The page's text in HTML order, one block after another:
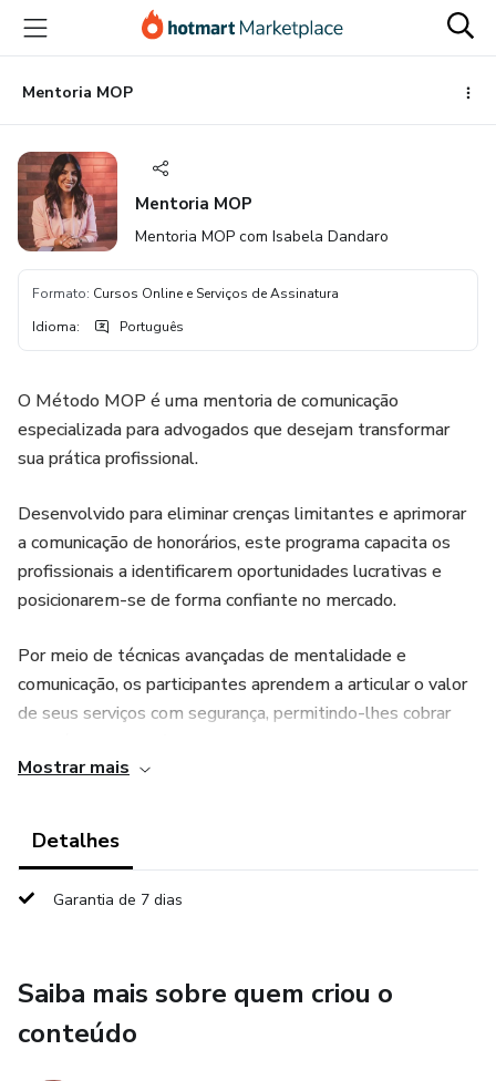
para
conteúdo
principal
para
pagamento
para
rodapé
Mentoria MOP
Mentoria MOP
Mentoria MOP com Isabela Dandaro
Formato: Cursos Online e Serviços de Assinatura
Idioma: Português
O Método MOP é uma mentoria de comunicação
especializada para advogados que desejam transformar
sua prática profissional.
Desenvolvido para eliminar crenças limitantes e aprimorar
a comunicação de honorários, este programa capacita os
profissionais a identificarem oportunidades lucrativas e
posicionarem-se de forma confiante no mercado.
Por meio de técnicas avançadas de mentalidade e
comunicação, os participantes aprendem a articular o valor
de seus serviços com segurança, permitindo-lhes cobrar
práticas para transformar contatos em contratos rentáveis.
Ideal para advogados que buscam superar a insegurança ao
mudança significativa na percepção de valor e na condução
dos negócios jurídicos.
Mostrar mais
Detalhes
Garantia de 7 dias
Saiba mais sobre quem criou o
conteúdo